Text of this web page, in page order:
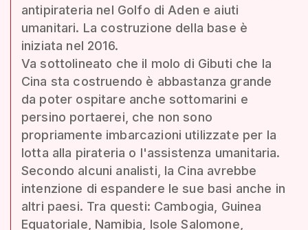
antipirateria nel Golfo di Aden e aiuti
umanitari. La costruzione della base è
iniziata nel 2016.
Va sottolineato che il molo di Gibuti che la
Cina sta costruendo è abbastanza grande
da poter ospitare anche sottomarini e
persino portaerei, che non sono
propriamente imbarcazioni utilizzate per la
lotta alla pirateria o l'assistenza umanitaria.
Secondo alcuni analisti, la Cina avrebbe
intenzione di espandere le sue basi anche in
altri paesi. Tra questi: Cambogia, Guinea
Equatoriale, Namibia, Isole Salomone,